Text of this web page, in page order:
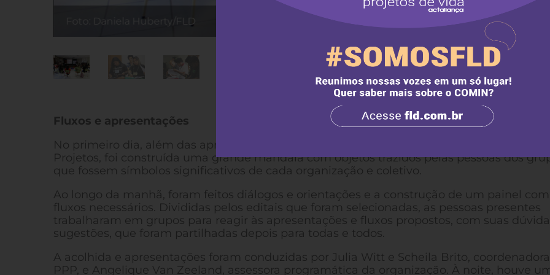
Foto: Daniela Huberty/FLD
Fluxos e apresentações
No primeiro dia, além das apresentações individuais, da FLD e do Programa de Pequenos
Projetos, foi construída uma grande mandala com objetos trazidos pelas pessoas dos
que fossem símbolos significativos de cada organização e coletivo.
Ao longo da manhã, foram feitos diálogos e orientações e a construção de um painel
fluxos necessários. Divididas pelos editais que foram selecionadas, as pessoas presentes
trabalharam em grupos para reagir às apresentações e fluxos propostos, com suas
sugestões, que foram partilhadas depois para todas e todos.
A acolhida e apresentações foram conduzidas por Julia Witt e Scheila Brito,
PPP, e Angelique Van Zeeland, assessora programática da organização. À noite, houve